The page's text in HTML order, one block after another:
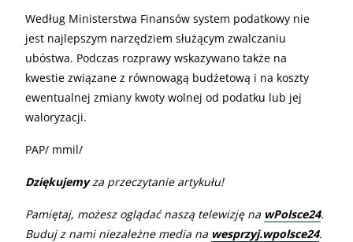
Według Ministerstwa Finansów system podatkowy nie
jest najlepszym narzędziem służącym zwalczaniu
ubóstwa. Podczas rozprawy wskazywano także na
kwestie związane z równowagą budżetową i na koszty
ewentualnej zmiany kwoty wolnej od podatku lub jej
waloryzacji.
PAP/ mmil/
Dziękujemyza przeczytanie artykułu!
Pamiętaj, możesz oglądać naszą telewizję na wPolsce24.
Buduj z nami niezależne media na wesprzyj.wpolsce24.